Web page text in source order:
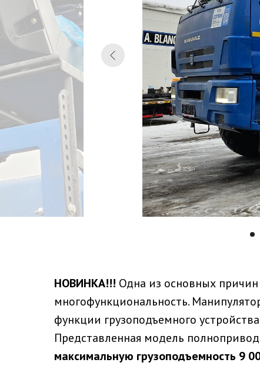
НОВИНКА!!! Одна из основных
многофункциональность.
функции грузоподъемного
Представленная модель
максимальную грузоподъемность 9